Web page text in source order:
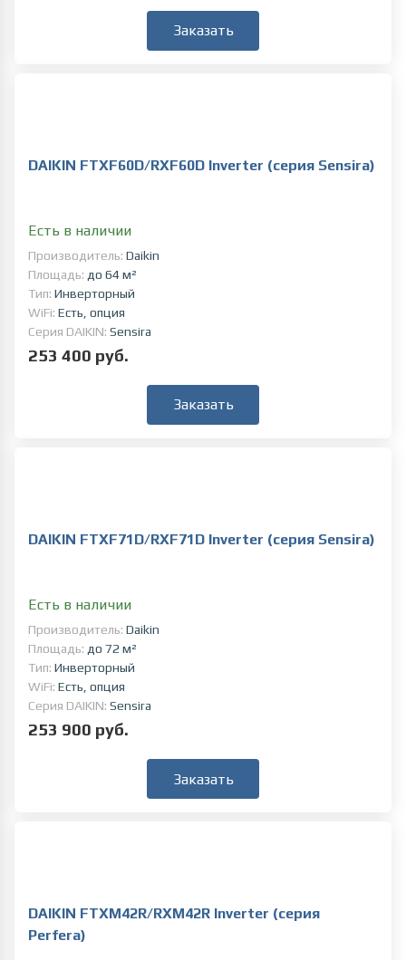
Заказать
DAIKIN FTXF60D/RXF60D Inverter (серия Sensira)
Есть в наличии
Производитель: Daikin
Площадь: до 64 м²
Тип: Инверторный
WiFi: Есть, опция
Серия DAIKIN: Sensira
253 400 руб.
Заказать
DAIKIN FTXF71D/RXF71D Inverter (серия Sensira)
Есть в наличии
Производитель: Daikin
Площадь: до 72 м²
Тип: Инверторный
WiFi: Есть, опция
Серия DAIKIN: Sensira
253 900 руб.
Заказать
DAIKIN FTXM42R/RXM42R Inverter (серия
Perfera)